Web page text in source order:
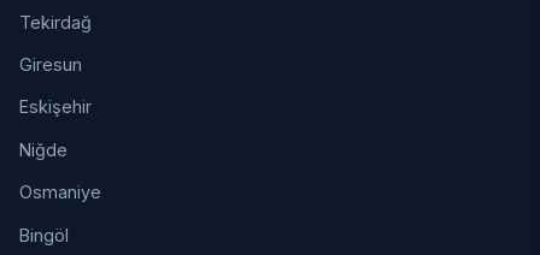
Tekirdağ
Giresun
Eskişehir
Niğde
Osmaniye
Bingöl